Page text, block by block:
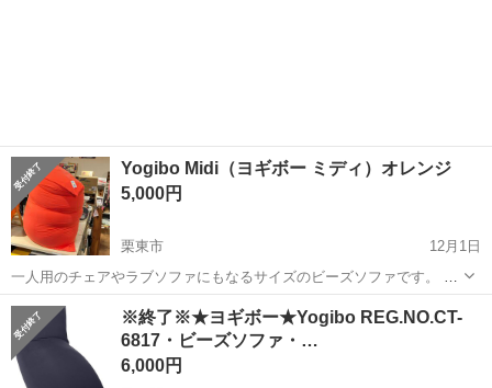
Yogibo Midi（ヨギボー ミディ）オレンジ
5,000円
栗東市
12月1日
一人用のチェアやラブソファにもなるサイズのビーズソファです。 使
わないときは立てておけば、場所も取りません。 【仕様】 カバー：コ
ットン 89% / ポリウレタン 11％ インナーカバー：ポリエステル
87%...
滋賀 ソファ Yogibo
※終了※★ヨギボー★Yogibo REG.NO.CT-
6817・ビーズソファ・…
6,000円